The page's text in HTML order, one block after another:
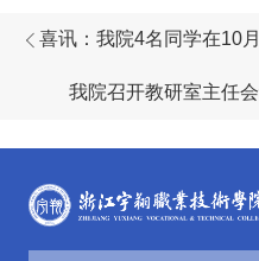
喜讯：我院4名同学在10
我院召开教研室主任